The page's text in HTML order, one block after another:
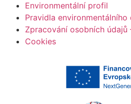
Environmentální profil
Pravidla
Zpracování osobních údajů
Cookies